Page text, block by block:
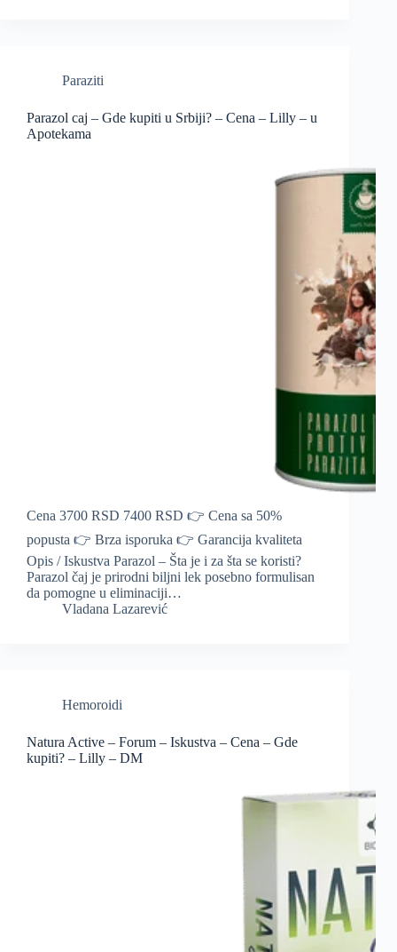
Paraziti
Parazol caj – Gde kupiti u Srbiji? – Cena – Lilly – u
Apotekama
Cena 3700 RSD 7400 RSD 👉 Cena sa 50%
popusta 👉 Brza isporuka 👉 Garancija kvaliteta
Opis / Iskustva Parazol – Šta je i za šta se koristi?
Parazol čaj je prirodni biljni lek posebno formulisan
da pomogne u eliminaciji…
Vladana Lazarević
Hemoroidi
Natura Active – Forum – Iskustva – Cena – Gde
kupiti? – Lilly – DM